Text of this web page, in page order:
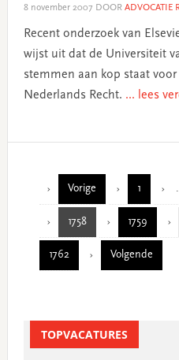
8 november 2007 DOOR ADVOCATIE
Recent onderzoek van
wijst uit dat de Universiteit
stemmen aan kop staat
Nederlands Recht. ... lees
Vorige Page
1
Page
1758 Page
1759
Page
1762 Volgende
Primary
Sidebar
TOPVACATURES